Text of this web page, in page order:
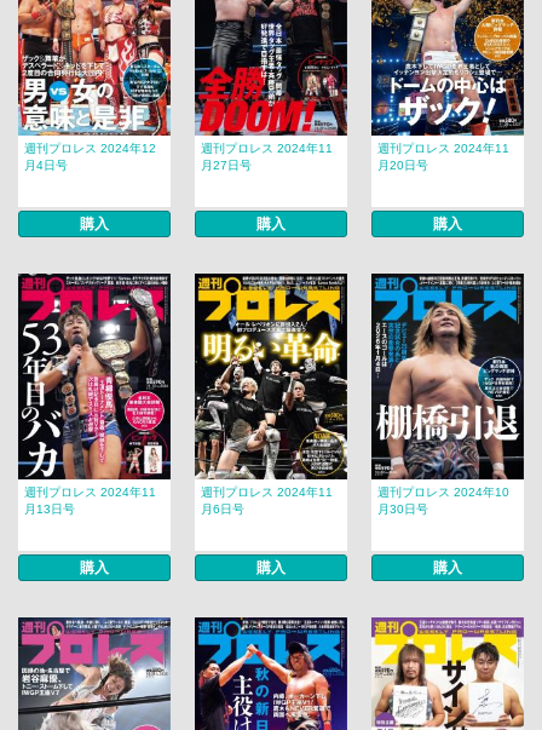
週刊プロレス 2024年12
月4日号
購入
週刊プロレス 2024年11
月27日号
購入
週刊プロレス 2024年11
月20日号
購入
週刊プロレス 2024年11
月13日号
購入
週刊プロレス 2024年11
月6日号
購入
週刊プロレス 2024年10
月30日号
購入